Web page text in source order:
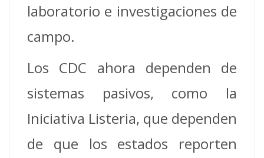
laboratorio e investigaciones de
campo.
Los CDC ahora dependen de
sistemas pasivos, como la
Iniciativa Listeria, que dependen
de que los estados reporten